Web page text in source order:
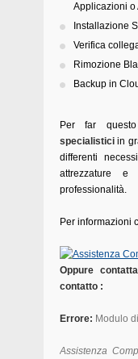
Applicazioni o
Installazione
Verifica
Rimozione
Backup in
Per far
specialistici in
differenti
attrezzature e
professionalità.
Per informazioni
Oppure
contatto :
Errore: Modulo
Assistenza